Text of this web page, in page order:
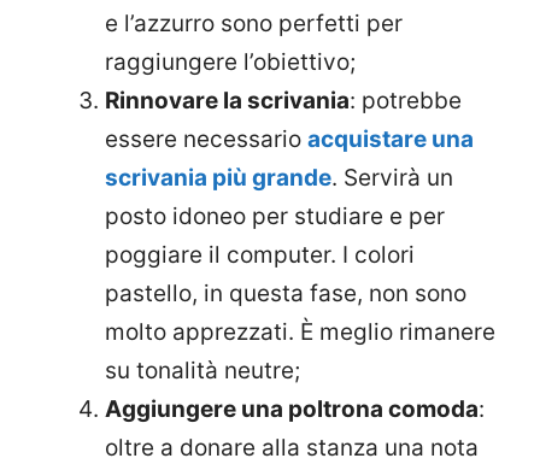
e l’azzurro sono perfetti per
raggiungere l’obiettivo;
Rinnovare la scrivania: potrebbe
essere necessario acquistare una
scrivania più grande. Servirà un
posto idoneo per studiare e per
poggiare il computer. I colori
pastello, in questa fase, non sono
molto apprezzati. È meglio rimanere
su tonalità neutre;
Aggiungere una poltrona comoda:
oltre a donare alla stanza una nota